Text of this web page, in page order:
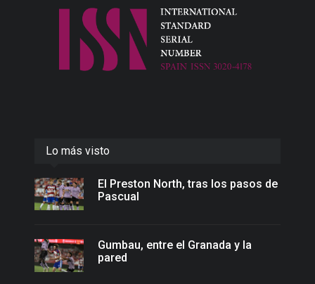
Lo más visto
El Preston North, tras los pasos de
Pascual
Gumbau, entre el Granada y la
pared